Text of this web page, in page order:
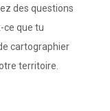
des questions
ce que tu
cartographier
territoire.